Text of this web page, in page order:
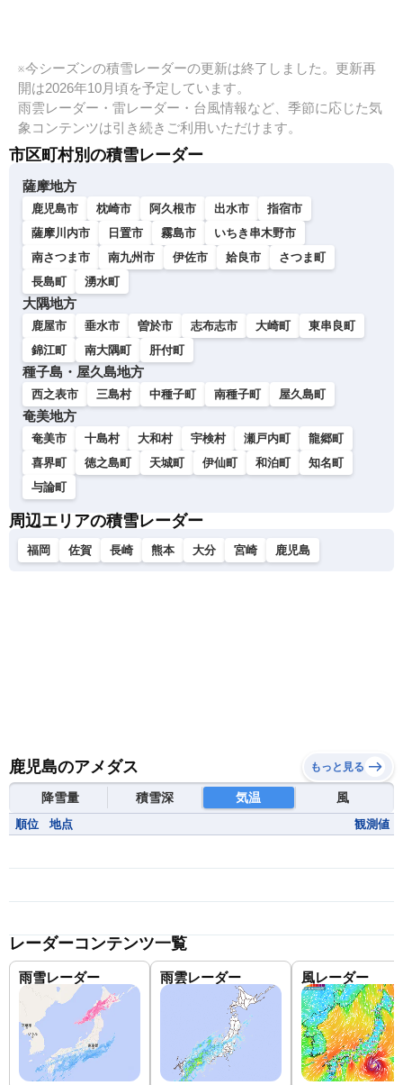
※今シーズンの積雪レーダーの更新は終了しました。更新再
開は2026年10月頃を予定しています。
雨雲レーダー・雷レーダー・台風情報など、季節に応じた気
象コンテンツは引き続きご利用いただけます。
市区町村別の積雪レーダー
薩摩地方
鹿児島市 枕崎市 阿久根市 出水市
指宿市
薩摩川内市
日置市 霧島市
いちき串木野市
南さつま市
南九州市 伊佐市 姶良市
さつま町
長島町
湧水町
大隅地方
鹿屋市 垂水市 曽於市 志布志市 大崎町
東串良町
錦江町
南大隅町 肝付町
種子島・屋久島地方
西之表市 三島村 中種子町 南種子町 屋久島町
奄美地方
奄美市 十島村 大和村 宇検村 瀬戸内町
龍郷町
喜界町
徳之島町 天城町 伊仙町 和泊町
知名町
与論町
周辺エリアの積雪レーダー
福岡 佐賀 長崎 熊本 大分 宮崎 鹿児島
鹿児島のアメダス もっと見る
降雪量 積雪深 気温 風
順位 地点 観測値
レーダーコンテンツ一覧
雨雪レーダー 雨雲レーダー 風レーダー